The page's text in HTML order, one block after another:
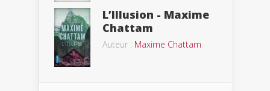
L’Illusion - Maxime
Chattam
Auteur : Maxime Chattam